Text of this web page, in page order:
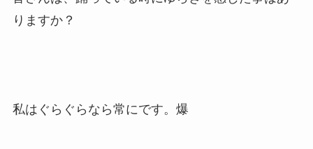
りますか？
私はぐらぐらなら常にです。爆